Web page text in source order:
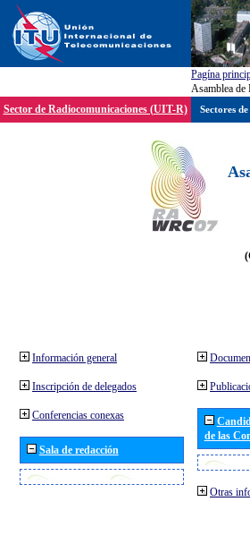
Pagína
Asamblea
Sector de Radiocomunicaciones (UIT-R)
Información general
Inscripción de delegados
Conferencias conexas
Sala de redacción
de las
Otras
Sectores